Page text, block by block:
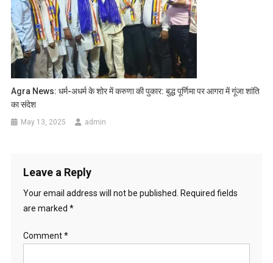
Agra News: धर्म-अधर्म के शोर में करुणा की पुकार: बुद्ध पूर्णिमा पर आगरा में गूंजा शांति
का संदेश
May 13, 2025 admin
Leave a Reply
Your email address will not be published. Required fields
are marked *
Comment*